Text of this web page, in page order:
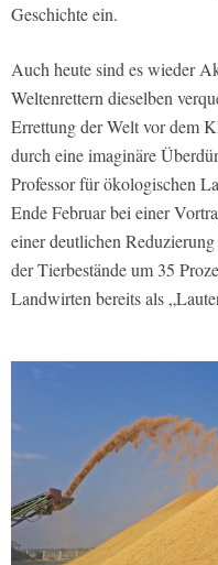
Geschichte ein.
Auch heute sind es wieder
Weltenrettern dieselben
Errettung der Welt vor dem
durch eine imaginäre
Professor für ökologischen
Ende Februar bei einer
einer deutlichen
der Tierbestände um 35
Landwirten bereits als